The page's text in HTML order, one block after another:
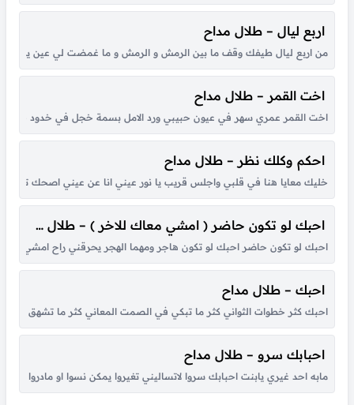
اربع ليال – طلال مداح
من اربع ليال طيفك وقف ما بين الرمش و الرمش و ما غمضت لي عين يا ابن
اخت القمر – طلال مداح
اخت القمر عمري سهر في عيون حبيبي ورد الامل بسمة خجل في خدود حبيبي
احكم وكلك نظر – طلال مداح
خليك معايا هنا في قلبي واجلس قريب يا نور عيني انا عن عيني اصحك تغيب
احبك لو تكون حاضر ( امشي معاك للاخر ) – طلال مداح
احبك لو تكون حاضر احبك لو تكون هاجر ومهما الهجر يحرقني راح امشي
احبك – طلال مداح
احبك كثر خطوات الثواني كثر ما تبكي في الصمت المعاني كثر ما تشهق امواج
احبابك سرو – طلال مداح
مابه احد غيري يابنت احبابك سروا لاتساليني تغيروا يمكن نسوا او مادروا